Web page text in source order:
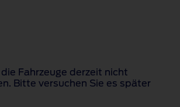
Fahrzeuge derzeit nicht
Bitte versuchen Sie es später